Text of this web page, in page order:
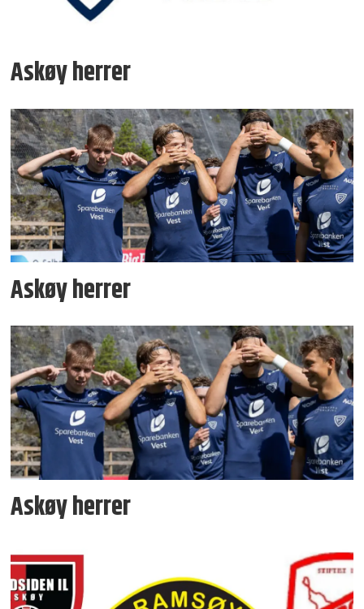
Askøy herrer
Askøy herrer
Askøy herrer